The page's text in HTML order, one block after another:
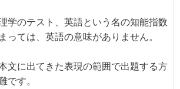
学のテスト、英語という名の知能指数
っては、英語の意味がありません。
文に出てきた表現の範囲で出題する方
です。